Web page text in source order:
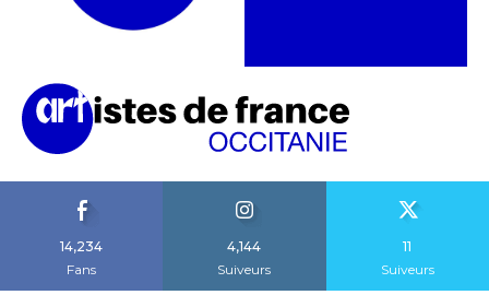
14,234
Fans
4,144
Suiveurs
11
Suiveurs